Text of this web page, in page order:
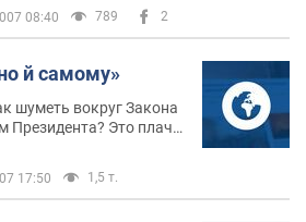
из-за «непонятной»
и Партии регионов,
08:40 789 2
й самому»
шуметь вокруг Закона
Это плач
17:50 1,5 т.